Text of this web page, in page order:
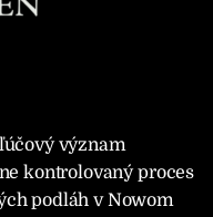
význam
kontrolovaný proces
podláh v Nowom